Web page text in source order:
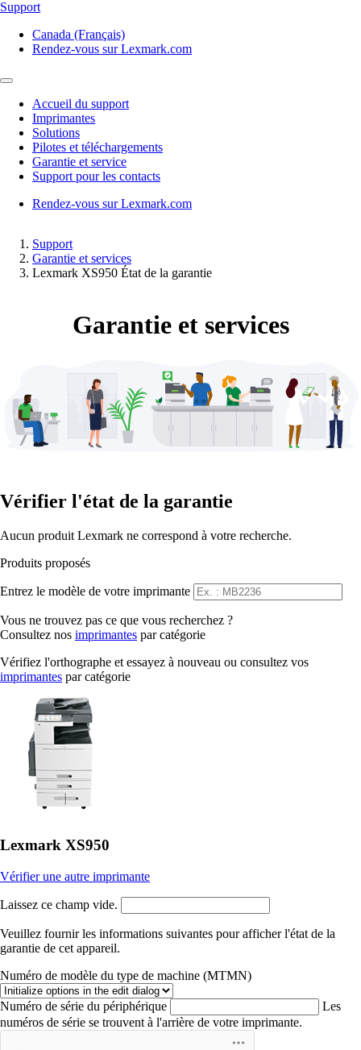
Support
Canada (Français)
Rendez-vous sur Lexmark.com
Accueil du support
Imprimantes
Solutions
Pilotes et téléchargements
Garantie et service
Support pour les contacts
Rendez-vous sur Lexmark.com
Support
Garantie et services
Lexmark XS950 État de la garantie
Garantie et services
Vérifier l'état de la garantie
Aucun produit Lexmark ne correspond à votre recherche.
Produits proposés
Entrez le modèle de votre imprimante
Vous ne trouvez pas ce que vous recherchez ?
Consultez nos imprimantes par catégorie
Vérifiez l'orthographe et essayez à nouveau ou consultez vos
imprimantes par catégorie
Lexmark XS950
Vérifier une autre imprimante
Laissez ce champ vide.
Veuillez fournir les informations suivantes pour afficher l'état de la
garantie de cet appareil.
Numéro de modèle du type de machine (MTMN)
Numéro de série du périphérique
Les
numéros de série se trouvent à l'arrière de votre imprimante.